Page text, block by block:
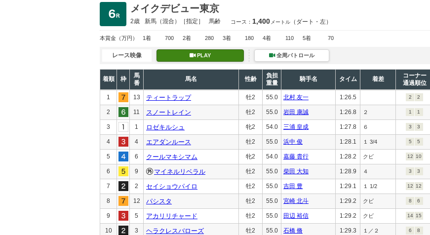
メイクデビュー東京
2歳 新馬 （混合）［指定］ 馬齢 コース： 1,400 メートル （ダート・左）
本賞金 （万円） 1着 700 2着 280 3着 180 4着 110 5着 70
レース映像 PLAY 全周パトロール
着順 枠
馬
番
馬名 性齢
負担
重量
騎手名 タイム 着差
コーナー
通過順位
1 13 ティートラップ 牡2 55.0 北村 友一 1:26.5 2 2
2 11 スノートレイン 牡2 55.0 岩田 康誠 1:26.8 ２ 1 1
3 1 ロゼキルシュ 牝2 54.0 三浦 皇成 1:27.8 ６ 3 3
4 4 エアダンルース 牡2 55.0 浜中 俊 1:28.1 １ 3/4 5 5
5 6 クールマキシマム 牝2 54.0 嘉藤 貴行 1:28.2 クビ 12 10
6 9 マイネルリベラル 牡2 55.0 柴田 大知 1:28.9 ４ 3 3
7 2 セイショウパイロ 牡2 55.0 吉田 豊 1:29.1 １ 1/2 12 12
8 12 パシスタ 牡2 55.0 宮崎 北斗 1:29.2 クビ 8 6
9 5 アカリリチャード 牡2 55.0 田辺 裕信 1:29.2 クビ 14 15
10 3 ヘラクレスバローズ 牡2 55.0 石橋 脩 1:29.3 １／２ 6 8